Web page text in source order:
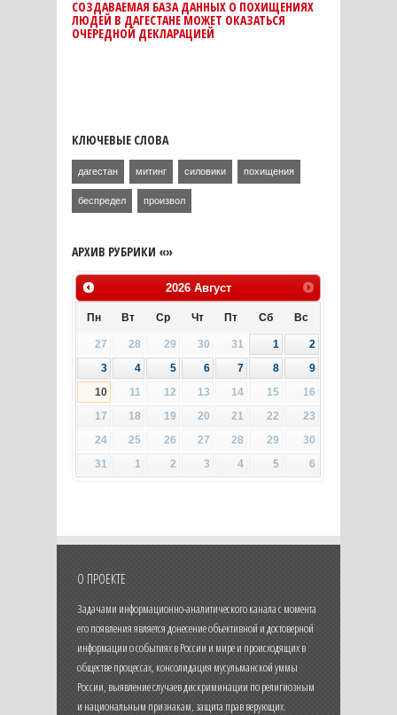
СОЗДАВАЕМАЯ БАЗА ДАННЫХ О ПОХИЩЕНИЯХ
ЛЮДЕЙ В ДАГЕСТАНЕ МОЖЕТ ОКАЗАТЬСЯ
ОЧЕРЕДНОЙ ДЕКЛАРАЦИЕЙ
КЛЮЧЕВЫЕ СЛОВА
дагестан митинг силовики похищения
беспредел произвол
АРХИВ РУБРИКИ «»
2026 Август
Пн Вт Ср Чт Пт Сб Вс
27 28 29 30 31 1
2
3
4 5 6 7 8
9
10
11 12 13 14 15
16
17
18 19 20 21 22
23
24
25 26 27 28 29
30
31
1 2 3 4 5 6
О ПРОЕКТЕ
Задачами информационно-аналитического канала с момента
его появления является донесение объективной и достоверной
информации о событиях в России и мире и происходящих в
обществе процессах, консолидация мусульманской уммы
России, выявление случаев дискриминации по религиозным
и национальным признакам, защита прав верующих.